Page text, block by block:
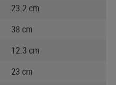
23.2 cm
38 cm
12.3 cm
23 cm